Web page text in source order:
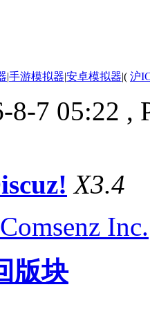
|手游模拟器|安卓模拟器|( 沪
8-7 05:22 ,
X3.4
Comsenz Inc.
版块